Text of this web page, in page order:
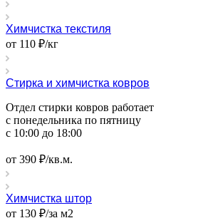
Химчистка текстиля
от 110 ₽/кг
Стирка и химчистка ковров
Отдел стирки ковров работает
с понедельника по пятницу
с 10:00 до 18:00
от 390 ₽/кв.м.
Химчистка штор
от 130 ₽/за м2